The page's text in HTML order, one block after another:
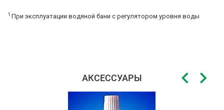
1 При эксплуатации водяной бани с регулятором уровня воды
АКСЕССУАРЫ